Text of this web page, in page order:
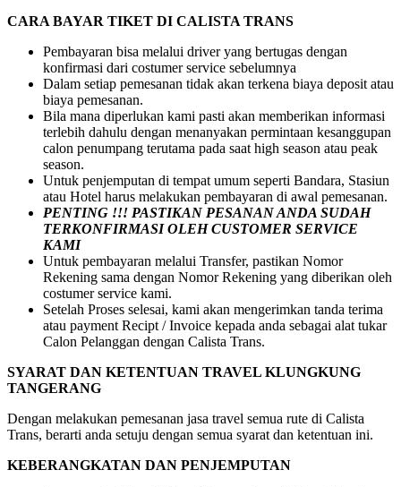
CARA BAYAR TIKET DI CALISTA TRANS
Pembayaran bisa melalui driver yang bertugas dengan
konfirmasi dari costumer service sebelumnya
Dalam setiap pemesanan tidak akan terkena biaya deposit atau
biaya pemesanan.
Bila mana diperlukan kami pasti akan memberikan informasi
terlebih dahulu dengan menanyakan permintaan kesanggupan
calon penumpang terutama pada saat high season atau peak
season.
Untuk penjemputan di tempat umum seperti Bandara, Stasiun
atau Hotel harus melakukan pembayaran di awal pemesanan.
PENTING !!! PASTIKAN PESANAN ANDA SUDAH
TERKONFIRMASI OLEH CUSTOMER SERVICE
KAMI
Untuk pembayaran melalui Transfer, pastikan Nomor
Rekening sama dengan Nomor Rekening yang diberikan oleh
costumer service kami.
Setelah Proses selesai, kami akan mengerimkan tanda terima
atau payment Recipt / Invoice kepada anda sebagai alat tukar
Calon Pelanggan dengan Calista Trans.
SYARAT DAN KETENTUAN TRAVEL KLUNGKUNG
TANGERANG
Dengan melakukan pemesanan jasa travel semua rute di Calista
Trans, berarti anda setuju dengan semua syarat dan ketentuan ini.
KEBERANGKATAN DAN PENJEMPUTAN